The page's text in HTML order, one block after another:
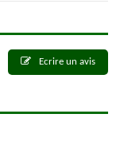
Ecrire un avis